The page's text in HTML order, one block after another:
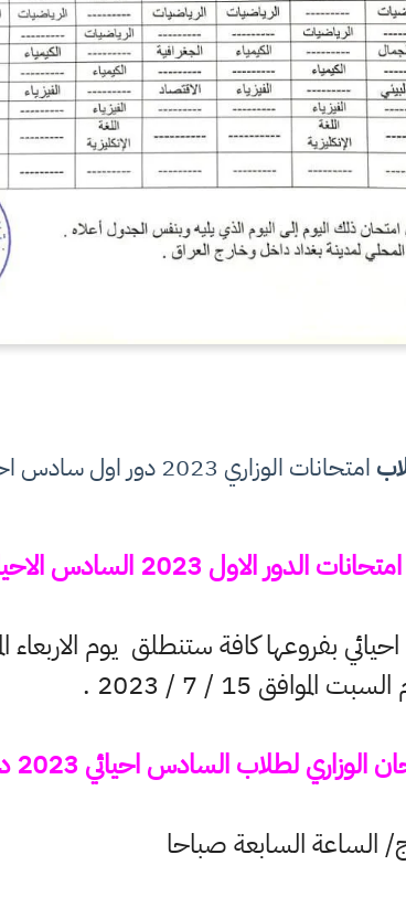
امتحانات الوزاري 2023 دور اول سادس احيائي
الاول 2023 السادس الاحيائي
الموافق 15 / 7 / 2023 .
لطلاب السادس احيائي 2023 دور اول
الساعة السابعة صباحا